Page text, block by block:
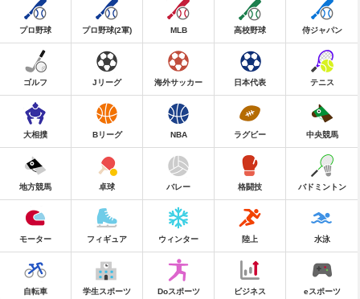
プロ野球 プロ野球(2軍) MLB 高校野球 侍ジャパン
ゴルフ Jリーグ 海外サッカー 日本代表 テニス
大相撲 Bリーグ NBA ラグビー 中央競馬
地方競馬 卓球 バレー 格闘技 バドミントン
モーター フィギュア ウィンター 陸上 水泳
自転車 学生スポーツ Doスポーツ ビジネス eスポーツ